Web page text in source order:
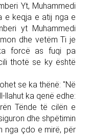
Yt, Muhammedi
e keqja e atij nga e
yt Muhammedi
dhe vetëm Ti je
forcë as fuqi pa
thotë se ky është
se ka thënë: "Në
llahut ka qenë edhe:
Tënde të cilën e
dhe shpëtimin
nga çdo e mirë, për